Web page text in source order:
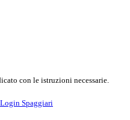
con le istruzioni necessarie.
Login Spaggiari